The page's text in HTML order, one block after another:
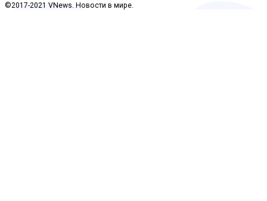
©2017-2021 VNews. Новости в мире.